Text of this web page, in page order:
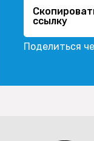
ссылку
Поделиться